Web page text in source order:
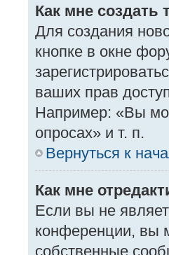
Как мне создать
Для создания
кнопке в окне
ваших прав
Например: «Вы
опросах» и т. п.
Вернуться к
Как мне
Если вы не
конференции, вы
собственные